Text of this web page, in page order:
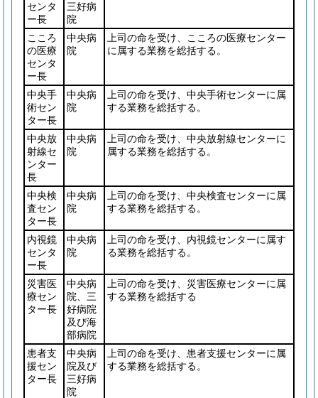
センタ
ー長
三好病
院
こころ
の医療
センタ
ー長
中央病
院
上司の命を受け、こころの医療センター
に属する業務を総括する。
中央手
術セン
ター長
中央病
院
上司の命を受け、中央手術センターに属
する業務を総括する。
中央放
射線セ
ンター
長
中央病
院
上司の命を受け、中央放射線センターに
属する業務を総括する。
中央検
査セン
ター長
中央病
院
上司の命を受け、中央検査センターに属
する業務を総括する。
内視鏡
センタ
ー長
中央病
院
上司の命を受け、内視鏡センターに属す
る業務を総括する。
災害医
療セン
ター長
中央病
院、三
好病院
及び海
部病院
上司の命を受け、災害医療センターに属
する業務を総括する
患者支
援セン
ター長
中央病
院及び
三好病
院
上司の命を受け、患者支援センターに属
する業務を総括する。